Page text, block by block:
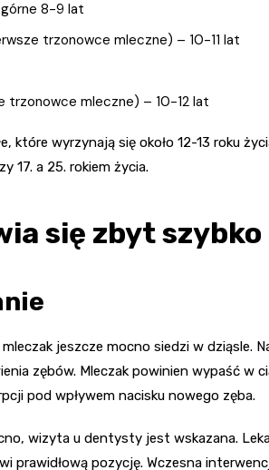
8-9 lat
trzonowce mleczne) – 10-11 lat
trzonowce mleczne) – 10-12 lat
które wyrzynają się około 12-13 roku
17. a 25. rokiem życia.
się zbyt
jeszcze mocno siedzi w dziąsle.
zębów. Mleczak powinien wypaść w
pod wpływem nacisku nowego zęba.
wizyta u dentysty jest wskazana.
prawidłową pozycję. Wczesna